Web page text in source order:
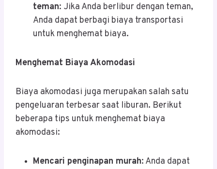
teman: Jika Anda berlibur dengan teman,
Anda dapat berbagi biaya transportasi
untuk menghemat biaya.
Menghemat Biaya Akomodasi
Biaya akomodasi juga merupakan salah satu
pengeluaran terbesar saat liburan. Berikut
beberapa tips untuk menghemat biaya
akomodasi:
Mencari penginapan murah: Anda dapat